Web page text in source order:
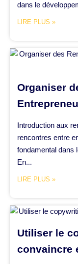
dans le
LIRE PLUS »
Organiser
Introduction aux
rencontres entre
fondamental dans
En...
LIRE PLUS »
Utiliser le
convaincre